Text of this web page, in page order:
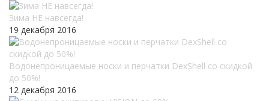
Зима НЕ навсегда!
19 декабря 2016
Водонепроницаемые носки и перчатки DexShell со скидкой
до 50%!
12 декабря 2016